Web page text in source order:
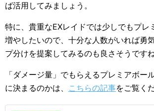
ば活用してみましょう。
特に、貴重なEXレイドでは少しでもプレ
増やしたいので、十分な人数がいれば勇
プ分けを提案してみるのも良さそうですね
「ダメージ量」でもらえるプレミアボー
に決まるのかは、 こちらの記事をご覧く